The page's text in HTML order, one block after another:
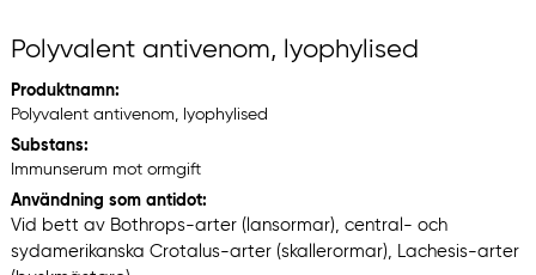
Polyvalent antivenom, lyophylised
Produktnamn:
Polyvalent antivenom, lyophylised
Substans:
Immunserum mot ormgift
Användning som antidot:
Vid bett av Bothrops-arter (lansormar), central- och
sydamerikanska Crotalus-arter (skallerormar), Lachesis-arter